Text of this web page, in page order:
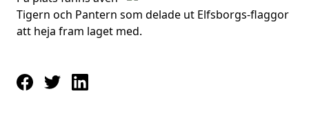
Tigern och Pantern som delade ut Elfsborgs-flaggor
att heja fram laget med.